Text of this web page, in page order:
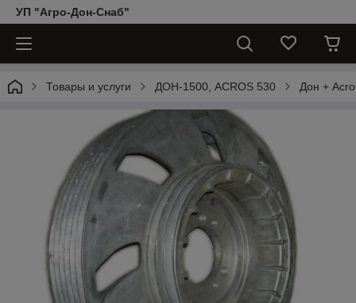
УП "Агро-Дон-Снаб"
Товары и услуги ДОН-1500, АCROS 530 Дон +